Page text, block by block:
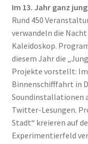
Im 13. Jahr ganz jung
Rund 450
verwandeln die
Kaleidoskop.
diesem Jahr die
Projekte vorstellt: Im
Binnenschifffahrt in
Soundinstallationen
Twitter-Lesungen.
Stadt“ kreieren auf
Experimentierfeld